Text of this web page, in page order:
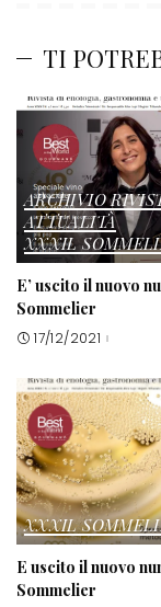
TI
ARCHIVIO
ATTUALITÀ
XXXIL
E’ uscito il nuovo
Sommelier
17/12/2021
XXXIL
E uscito il nuovo
Sommelier